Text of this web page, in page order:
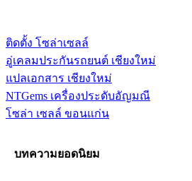
ติดตั้ง โซล่าเซลล์
อู่เคลมประกันรถยนต์ เชียงใหม่
แปลเอกสาร เชียงใหม่
NTGems เครื่องประดับอัญมณี
โซล่า เซลล์ ขอนแก่น
บทความยอดนิยม